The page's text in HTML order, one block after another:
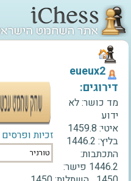
זכיות
טורניר
‫eueux2‬
דירוגים:
מד כושר:לא
ידוע
איטי: 1459.8
בליץ: 1446.2
התכתבות:
1446.2 פישר: